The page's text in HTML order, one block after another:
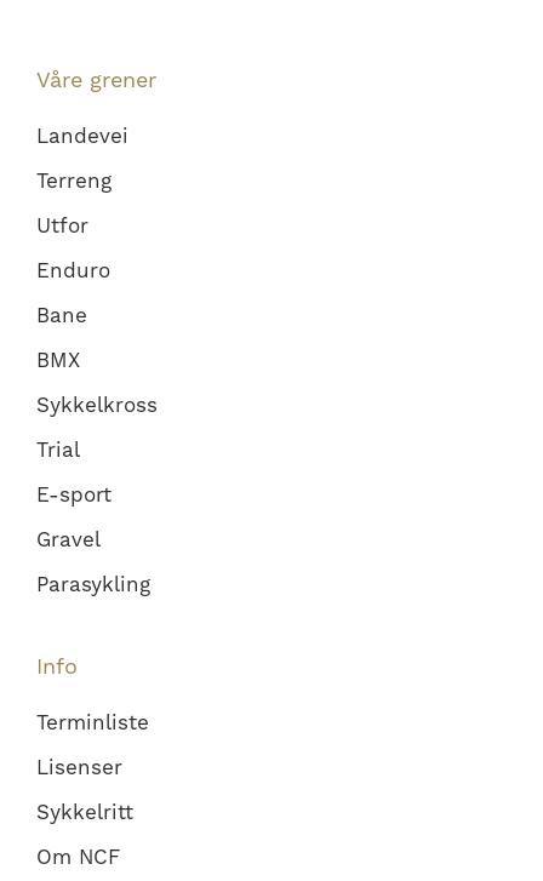
Våre grener
Landevei
Terreng
Utfor
Enduro
Bane
BMX
Sykkelkross
Trial
E-sport
Gravel
Parasykling
Info
Terminliste
Lisenser
Sykkelritt
Om NCF